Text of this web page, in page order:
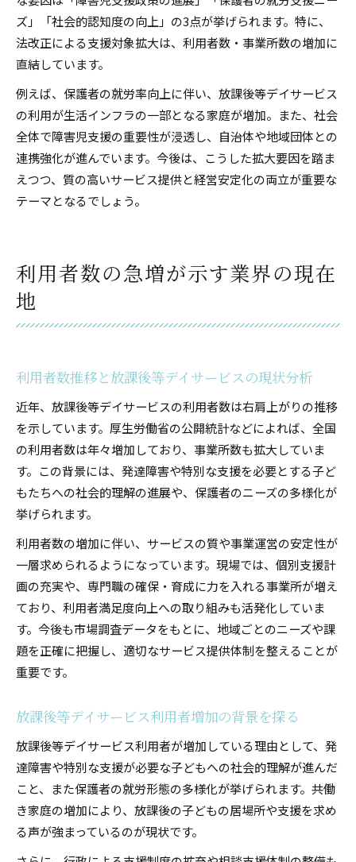
ズ」「社会的認知度の向上」の3点が挙げられます。特に、
法改正による支援対象拡大は、利用者数・事業所数の増加に
直結しています。
例えば、保護者の就労率向上に伴い、放課後等デイサービス
の利用が生活インフラの一部となる家庭が増加。また、社会
全体で障害児支援の重要性が浸透し、自治体や地域団体との
連携強化が進んでいます。今後は、こうした拡大要因を踏ま
えつつ、質の高いサービス提供と経営安定化の両立が重要な
テーマとなるでしょう。
利用者数の急増が示す業界の現在
地
利用者数推移と放課後等デイサービスの現状分析
近年、放課後等デイサービスの利用者数は右肩上がりの推移
を示しています。厚生労働省の公開統計などによれば、全国
の利用者数は年々増加しており、事業所数も拡大していま
す。この背景には、発達障害や特別な支援を必要とする子ど
もたちへの社会的理解の進展や、保護者のニーズの多様化が
挙げられます。
利用者数の増加に伴い、サービスの質や事業運営の安定性が
一層求められるようになっています。現場では、個別支援計
画の充実や、専門職の確保・育成に力を入れる事業所が増え
ており、利用者満足度向上への取り組みも活発化していま
す。今後も市場調査データをもとに、地域ごとのニーズや課
題を正確に把握し、適切なサービス提供体制を整えることが
重要です。
放課後等デイサービス利用者増加の背景を探る
放課後等デイサービス利用者が増加している理由として、発
達障害や特別な支援が必要な子どもへの社会的理解が進んだ
こと、また保護者の就労形態の多様化が挙げられます。共働
き家庭の増加により、放課後の子どもの居場所や支援を求め
る声が強まっているのが現状です。